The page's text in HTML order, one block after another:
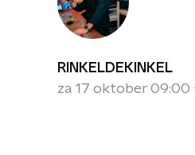
RINKELDEKINKEL
za 17 oktober 09:00